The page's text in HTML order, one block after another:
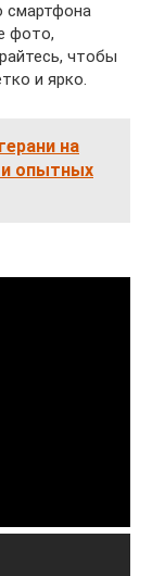
смартфона
фото,
чтобы
и ярко.
на
опытных